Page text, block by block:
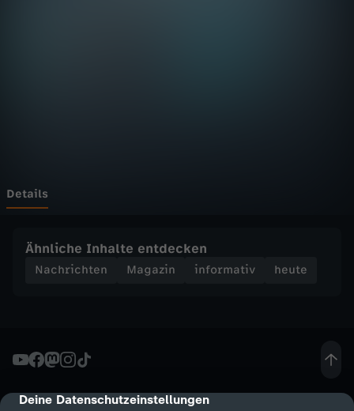
cmp-dialog-description
Deine Datenschutzeinstellungen
t
S
n
d
Details
Ähnliche Inhalte entdecken
Nachrichten Magazin informativ heute